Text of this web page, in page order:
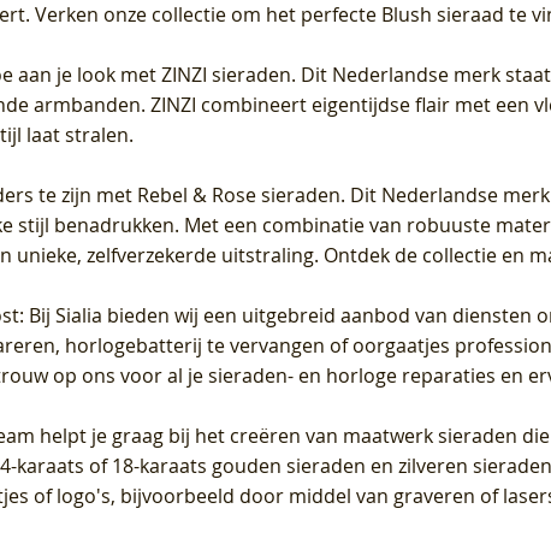
Verken onze collectie om het perfecte Blush sieraad te
aan je look met ZINZI sieraden. Dit Nederlandse merk
armbanden. ZINZI combineert eigentijdse flair met een
laat stralen.
te zijn met Rebel & Rose sieraden. Dit Nederlandse
benadrukken. Met een combinatie van robuuste
unieke, zelfverzekerde uitstraling. Ontdek de collectie en
: Bij Sialia bieden wij een uitgebreid aanbod van diensten
horlogebatterij te vervangen of oorgaatjes
op ons voor al je sieraden- en horloge reparaties en
helpt je graag bij het creëren van maatwerk sieraden
of 18-karaats gouden sieraden en zilveren
of logo's, bijvoorbeeld door middel van graveren of